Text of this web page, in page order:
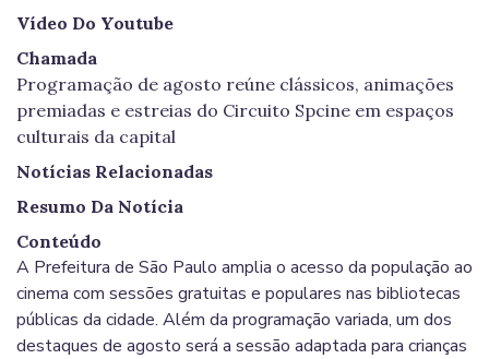
Vídeo Do Youtube
Chamada
Programação de agosto reúne clássicos, animações
premiadas e estreias do Circuito Spcine em espaços
culturais da capital
Notícias Relacionadas
Resumo Da Notícia
Conteúdo
A Prefeitura de São Paulo amplia o acesso da população ao
cinema com sessões gratuitas e populares nas bibliotecas
públicas da cidade. Além da programação variada, um dos
destaques de agosto será a sessão adaptada para crianças